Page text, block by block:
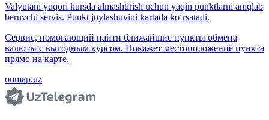
Valyutani yuqori kursda almashtirish uchun yaqin punktlarni aniqlab
beruvchi servis. Punkt joylashuvini kartada ko‘rsatadi.
Сервис, помогающий найти ближайшие пункты обмена
валюты с выгодным курсом. Покажет местоположение пункта
прямо на карте.
onmap.uz